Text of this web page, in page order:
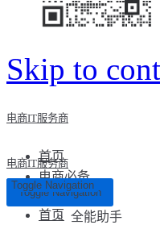
Skip to
电商IT服务商
首页
电商必备
全能助手
电商IT服务商
Toggle Navigation
Toggle Navigation
首页